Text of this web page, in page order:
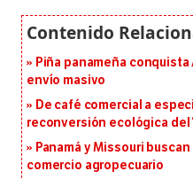
Piña panameña
envío masivo
De café comercial a
reconversión ecológica del
Panamá y Missouri
comercio agropecuario